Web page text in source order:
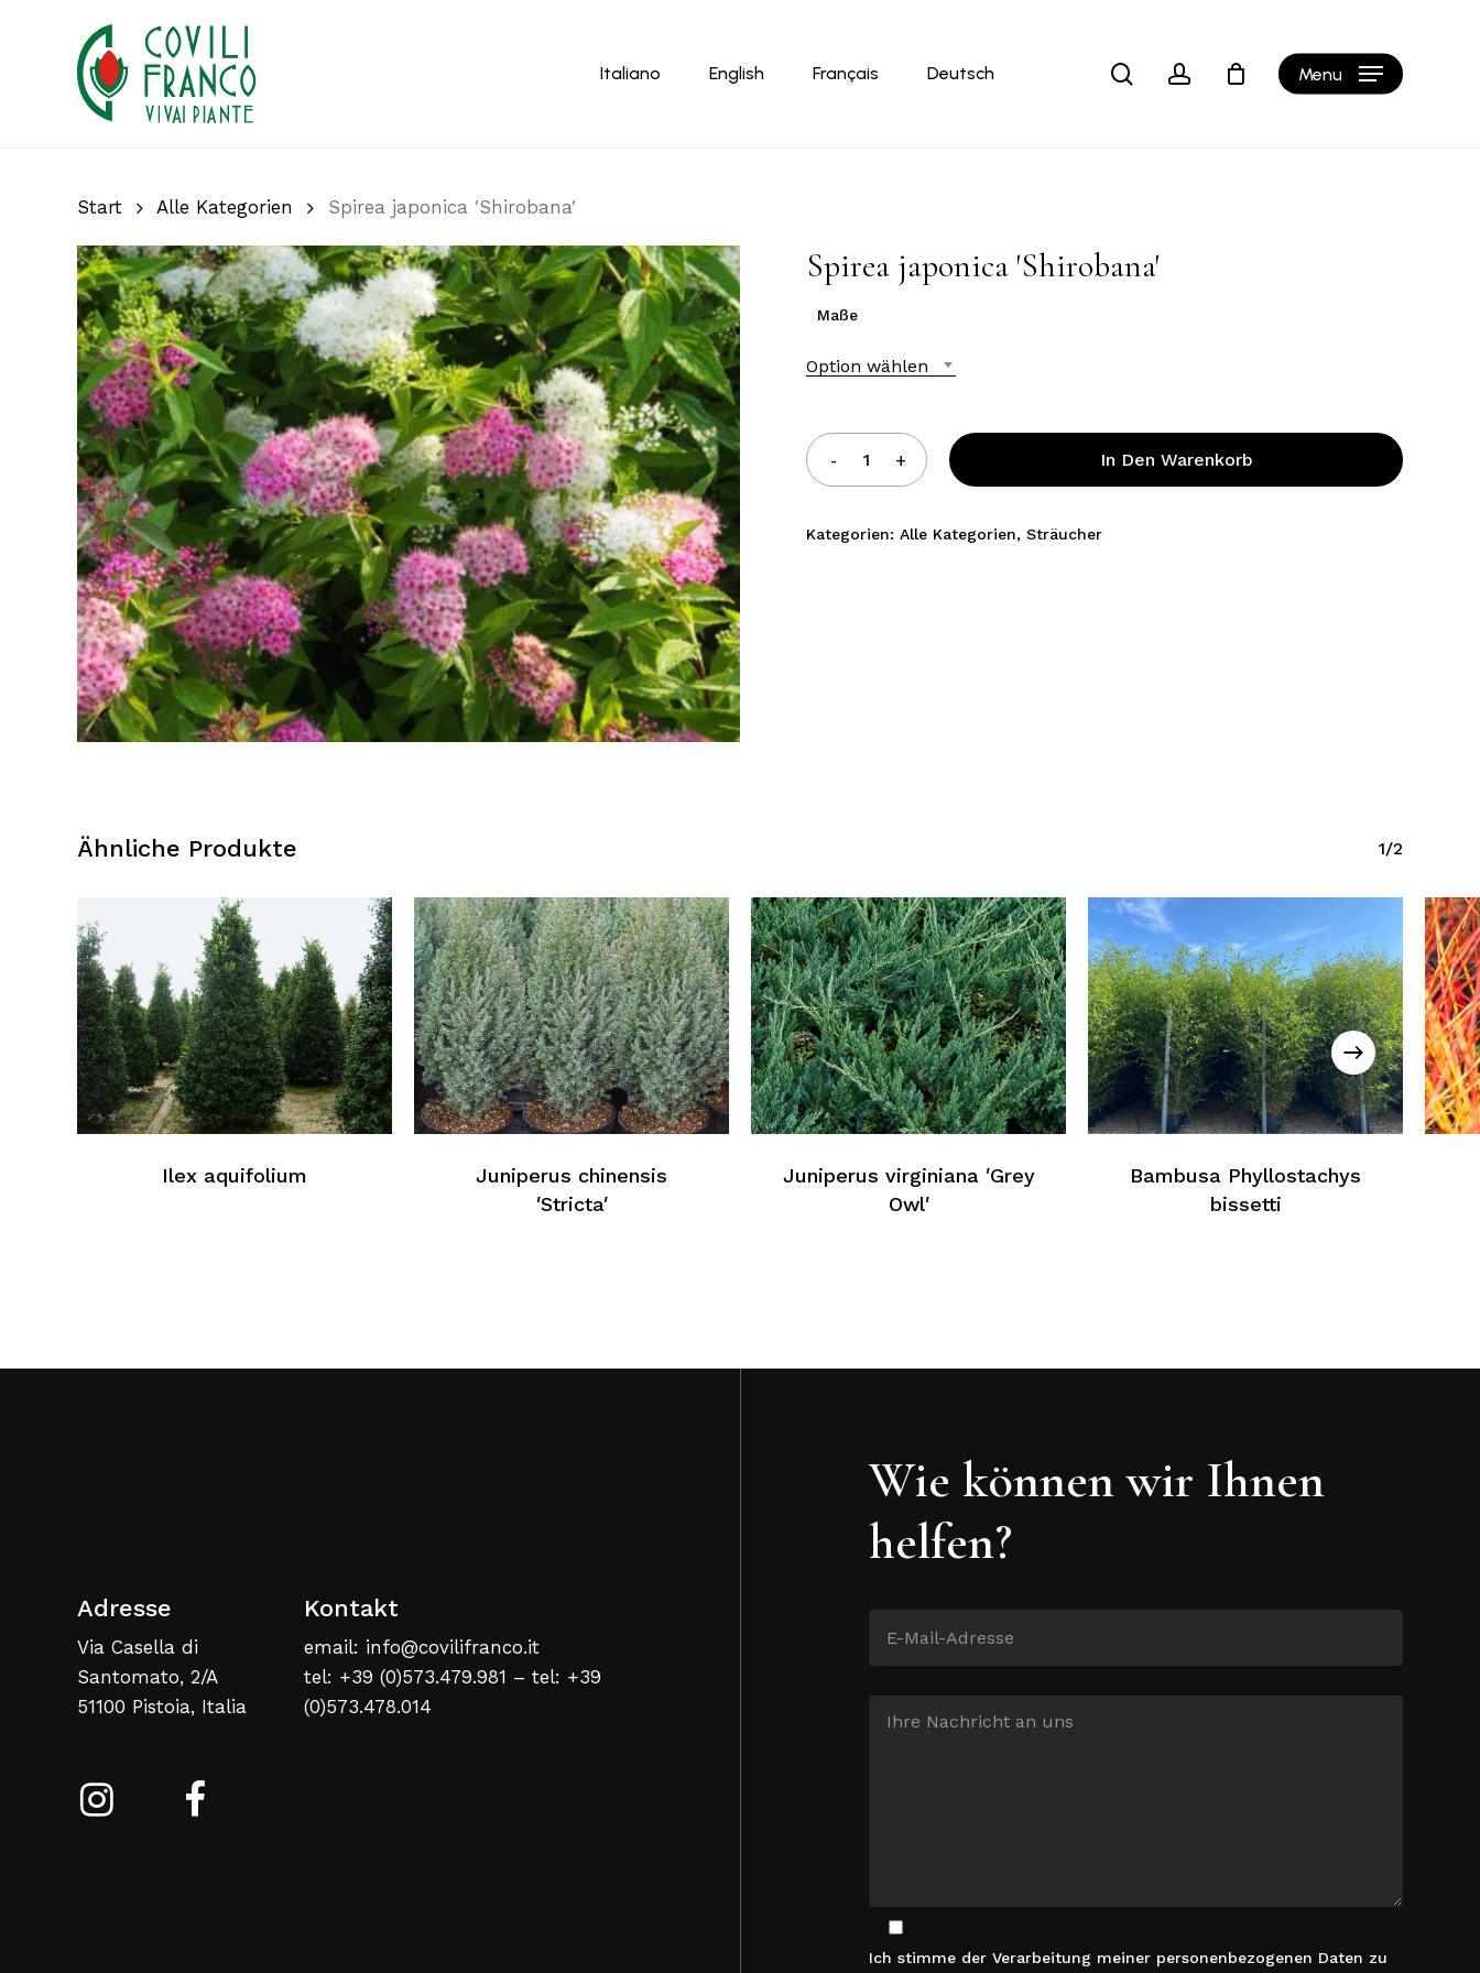
Italiano English Français Deutsch searchaccount Menu Cart
Kein Produkt im Warenkorb
Zurück Zur Webliste
Start Alle Kategorien Spirea japonica ′Shirobana′
Spirea japonica ′Shirobana′
Maße
Option wählen
In Den Warenkorb
Kategorien:Alle Kategorien,Sträucher
Ähnliche Produkte 1/2
Ilex aquifolium
Juniperus chinensis
′Stricta′
Juniperus virginiana ′Grey
Owl′
Bambusa Phyllostachys
bissetti
Adresse
Via Casella di
Santomato, 2/A
51100 Pistoia, Italia
Kontakt
email: info@covilifranco.it
tel: +39 (0)573.479.981 – tel: +39
(0)573.478.014
Wie können wir Ihnen
helfen?
Ich stimme der Verarbeitung meiner personenbezogenen Daten zu